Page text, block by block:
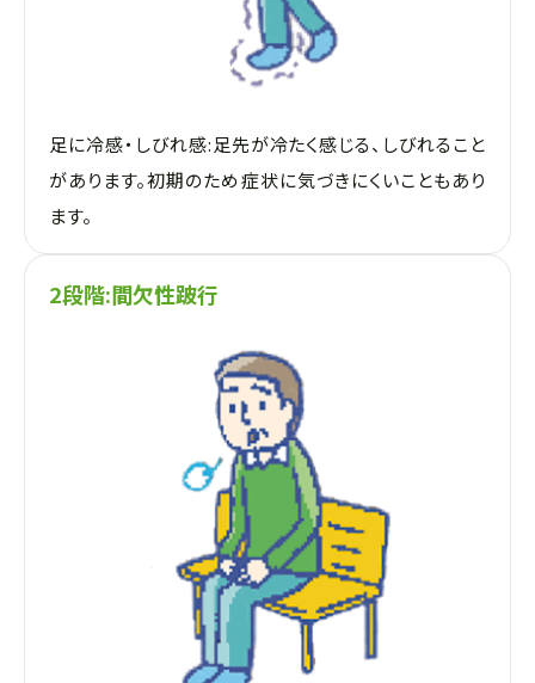
足に冷感・しびれ感:足先が冷たく感じる、しびれること
があります。初期のため症状に気づきにくいこともあり
ます。
2段階:間欠性跛行